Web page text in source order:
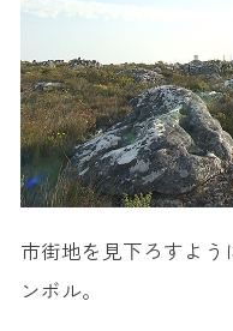
市街地を見下ろすよ
ンボル。